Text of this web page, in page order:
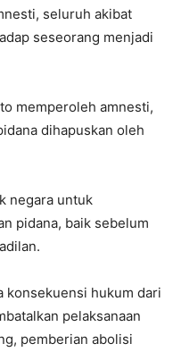
seluruh akibat
seseorang menjadi
memperoleh amnesti,
dihapuskan oleh
negara untuk
pidana, baik sebelum
konsekuensi hukum dari
pelaksanaan
pemberian abolisi